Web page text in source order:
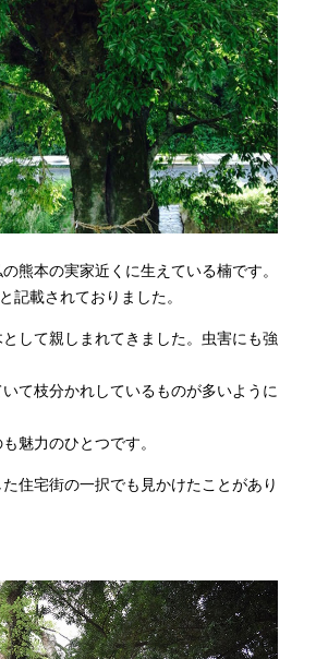
熊本の実家近くに生えている楠です。
記載されておりました。
して親しまれてきました。虫害にも強
て枝分かれしているものが多いように
魅力のひとつです。
住宅街の一択でも見かけたことがあり